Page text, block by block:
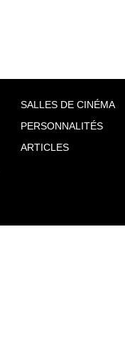
SALLES DE CINÉMA
PERSONNALITÉS
ARTICLES